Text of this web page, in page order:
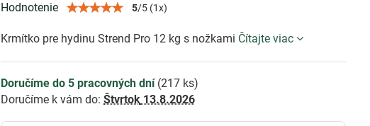
Hodnotenie 5/5 (1x)
Krmítko pre hydinu Strend Pro 12 kg s nožkami Čítajte viac
Doručíme do 5 pracovných dní (217 ks)
Doručíme k vám do:Štvrtok 13.8.2026